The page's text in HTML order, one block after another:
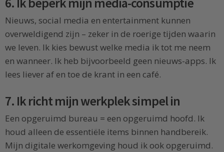
Nieuws, social media en entertainment kunnen
overweldigend zijn – zeker in de roerige tijden waarin
we leven. Ik kies bewust welke media ik tot me neem
en wanneer. Ik heb bijvoorbeeld geen nieuws-apps. Ik
lees liever af en toe de krant in een café.
7. Ik richt mijn werkplek simpel in
Een opgeruimd bureau = een opgeruimd hoofd. Ik
houd alleen de essentiële items binnen handbereik.
Mijn digitale werkomgeving houd ik ook opgeruimd.